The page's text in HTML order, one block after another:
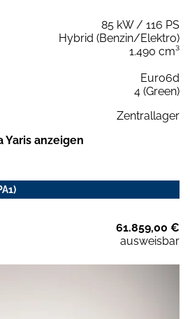
85 kW / 116 PS
Hybrid (Benzin/Elektro)
1.490 cm³
Euro6d
4 (Green)
Zentrallager
Yaris anzeigen
61.859,00 €
ausweisbar